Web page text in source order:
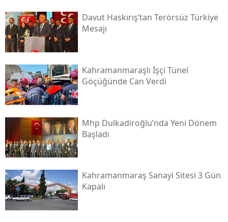
Davut Haskırış’tan Terörsüz Türkiye
Mesajı
Kahramanmaraşlı İşçi Tünel
Göçüğünde Can Verdi
Mhp Dulkadiroğlu’nda Yeni Dönem
Başladı
Kahramanmaraş Sanayi Sitesi 3 Gün
Kapalı